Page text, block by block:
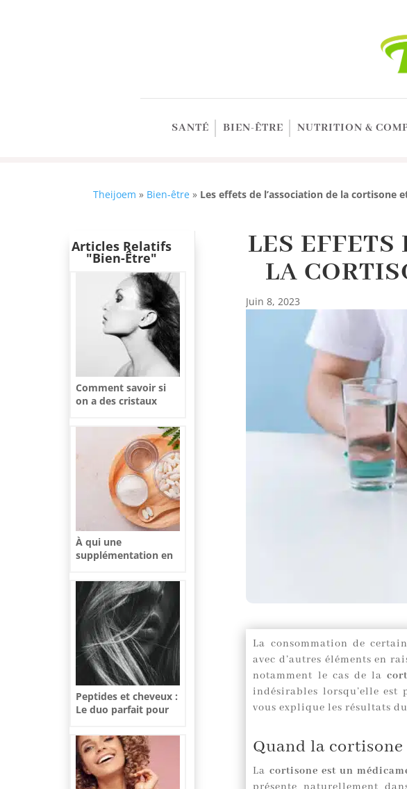
SANTÉ BIEN-ÊTRE NUTRITION &
Theijoem » Bien-être » Les effets de l’association de la cortisone
Articles Relatifs
"Bien-Être"
Comment savoir si
on a des cristaux
À qui une
supplémentation en
bénéficier ?
Peptides et cheveux :
Le duo parfait pour
resplendissante
LES EFFETS
LA
Juin 8, 2023
La consommation de
avec d’autres éléments en
notamment le cas de la
indésirables lorsqu’elle est
vous explique les résultats
Quand la
La cortisone est un